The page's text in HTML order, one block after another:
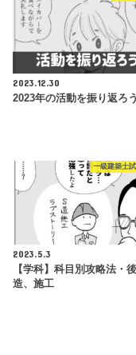
2023.12.30
2023年の活動を振り返ろう
一級建築士
2023.5.3
【学科】科目別攻略法・
造、施工